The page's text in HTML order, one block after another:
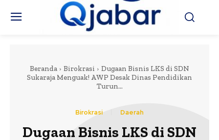
Beranda Birokrasi
Dugaan Bisnis LKS di SDN
Sukaraja Menguak! AWP Desak Dinas Pendidikan
Turun...
Birokrasi Daerah
Dugaan Bisnis LKS di SDN